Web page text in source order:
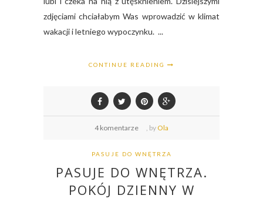
zdjęciami chciałabym Was wprowadzić w klimat
wakacji i letniego wypoczynku. ...
CONTINUE READING
4 komentarze by Ola
PASUJE DO WNĘTRZA
PASUJE DO WNĘTRZA.
POKÓJ DZIENNY W